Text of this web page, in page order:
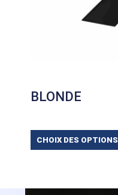
BLONDE
CHOIX DES OPTIONS